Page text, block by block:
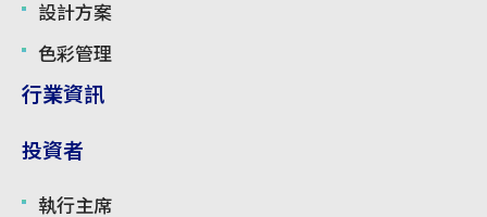
設計方案
色彩管理
行業資訊
投資者
執行主席